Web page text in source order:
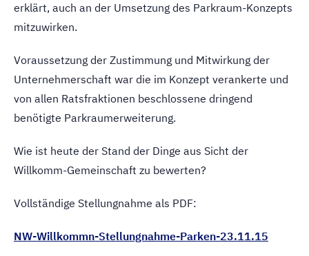
erklärt, auch an der Umsetzung des Parkraum-Konzepts
mitzuwirken.
Voraussetzung der Zustimmung und Mitwirkung der
Unternehmerschaft war die im Konzept verankerte und
von allen Ratsfraktionen beschlossene dringend
benötigte Parkraumerweiterung.
Wie ist heute der Stand der Dinge aus Sicht der
Willkomm-Gemeinschaft zu bewerten?
Vollständige Stellungnahme als PDF:
NW-Willkommn-Stellungnahme-Parken-23.11.15